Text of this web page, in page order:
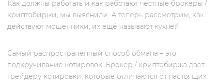
Как должны работать и как работают честные брокеры /
криптобиржи, мы выяснили. А теперь рассмотрим, как
действуют мошенники, их ещё называют кухней.
Самый распространённый способ обмана – это
подкручивание котировок. Брокер / криптобиржа дает
трейдеру котировки, которые отличаются от настоящих